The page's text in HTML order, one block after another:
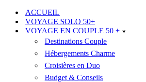
ACCUEIL
VOYAGE SOLO 50+
VOYAGE EN COUPLE 50 +
Destinations Couple
Hébergements Charme
Croisières en Duo
Budget & Conseils